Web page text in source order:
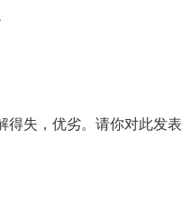
得失，优劣。请你对此发